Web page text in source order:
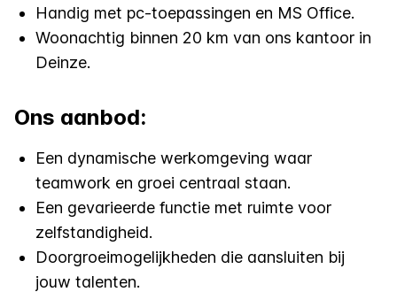
Handig met pc-toepassingen en MS Office.
Woonachtig binnen 20 km van ons kantoor in
Deinze.
Ons aanbod:
Een dynamische werkomgeving waar
teamwork en groei centraal staan.
Een gevarieerde functie met ruimte voor
zelfstandigheid.
Doorgroeimogelijkheden die aansluiten bij
jouw talenten.